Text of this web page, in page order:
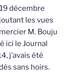
décembre
les vues
M. Bouju
ici le Journal
j’avais été
sans hoirs.